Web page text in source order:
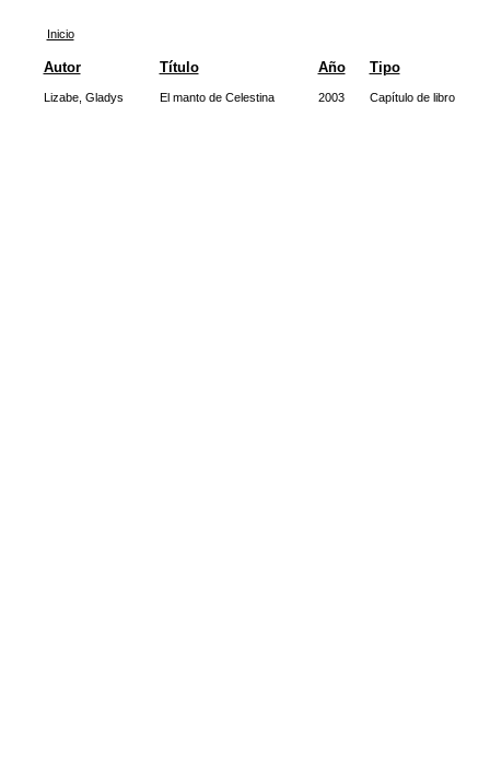
Inicio
Autor Título Año Tipo
Lizabe, Gladys El manto de Celestina 2003 Capítulo de libro